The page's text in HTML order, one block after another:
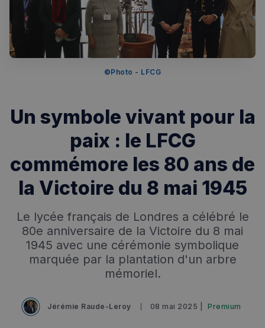
Recherche ✨ Chatbot IA
Rechercher dans Français à Londres - Magazine
RECHERCHES POPULAIRES
Visites guidées
Événements à venir
©️Photo - LFCG
Un symbole vivant pour la
paix : le LFCG
commémore les 80 ans de
la Victoire du 8 mai 1945
Le lycée français de Londres a célébré le
80e anniversaire de la Victoire du 8 mai
1945 avec une cérémonie symbolique
marquée par la plantation d'un arbre
mémoriel.
Jérémie Raude-Leroy 08 mai 2025 | Premium